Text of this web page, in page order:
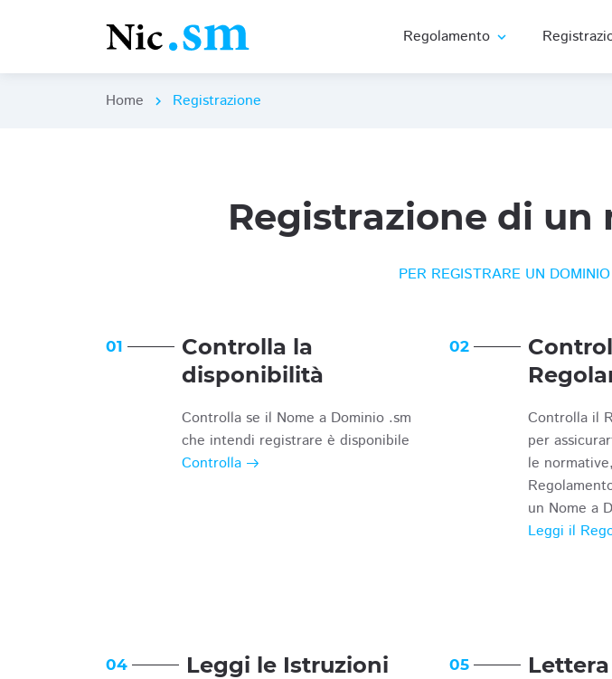
Regolamento expand_more
Home chevron_right Registrazione
Registrazione di un
PER REGISTRARE UN
01
Controlla la
disponibilità
Controlla se il Nome a Dominio .sm
che intendi registrare è disponibile
Controlla
02
Controlla il
per
le
un Nome a
Leggi il
04 Leggi le Istruzioni 05